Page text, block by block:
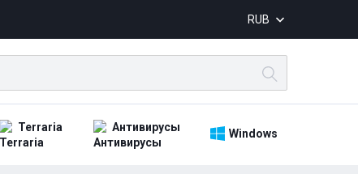
RUB
Terraria Антивирусы Windows